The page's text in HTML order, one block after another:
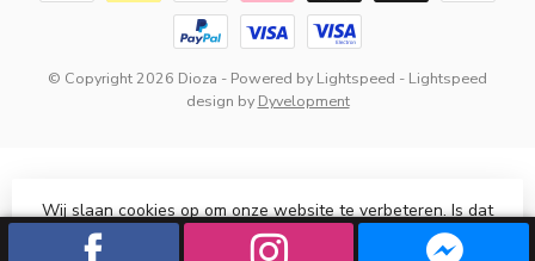
© Copyright 2026 Dioza - Powered by Lightspeed - Lightspeed
design by Dyvelopment
Wij slaan cookies op om onze website te verbeteren. Is dat
akkoord?
Nee Meer over cookies »